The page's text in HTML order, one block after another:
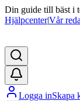
Din guide till bäst i
Hjälpcenter|Vår
Logga inSkapa